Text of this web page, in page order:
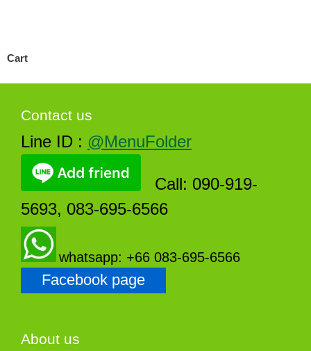
Cart
Contact us
Line ID : @MenuFolder
Call: 090-919-
5693, 083-695-6566
whatsapp: +66 083-695-6566
Facebook page
About us